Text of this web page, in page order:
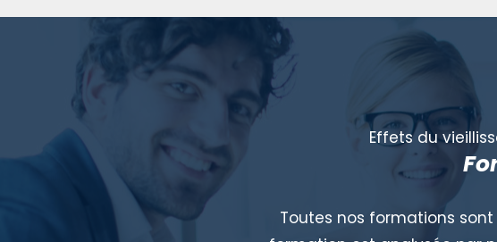
Effets du
Toutes nos formations